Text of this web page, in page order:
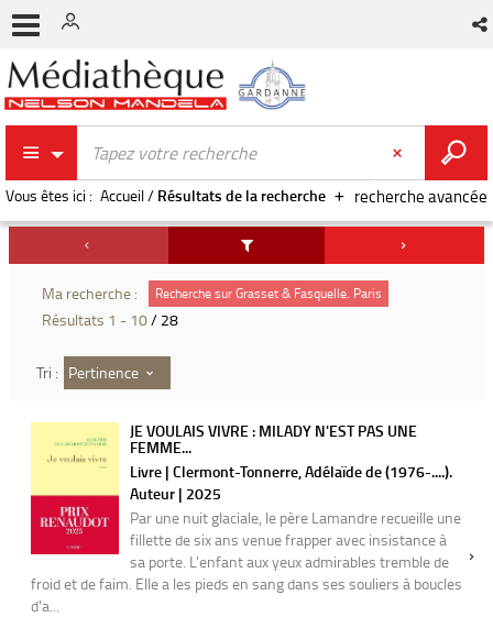
recherche avancée
Vous êtes ici : Accueil/ Résultats de la recherche
Ma recherche : Recherche sur Grasset & Fasquelle. Paris
Résultats 1 - 10/ 28
Tri : Pertinence
JE VOULAIS VIVRE : MILADY N'EST PAS UNE
FEMME...
Livre | Clermont-Tonnerre, Adélaïde de (1976-....).
Auteur | 2025
Par une nuit glaciale, le père Lamandre recueille une
fillette de six ans venue frapper avec insistance à
sa porte. L'enfant aux yeux admirables tremble de
froid et de faim. Elle a les pieds en sang dans ses souliers à boucles
d'a...